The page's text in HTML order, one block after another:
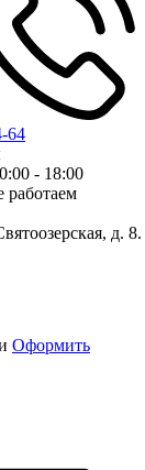
64
- 18:00
работаем
д.
Оформить